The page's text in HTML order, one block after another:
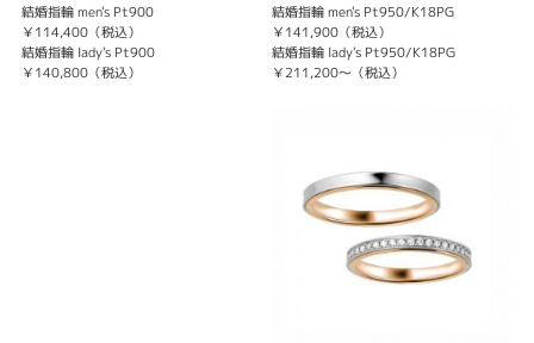
結婚指輪 men's Pt900
￥114,400（税込）
結婚指輪 lady's Pt900
￥140,800（税込）
結婚指輪 men's Pt950/K18PG
￥141,900（税込）
結婚指輪 lady's Pt950/K18PG
￥211,200～（税込）